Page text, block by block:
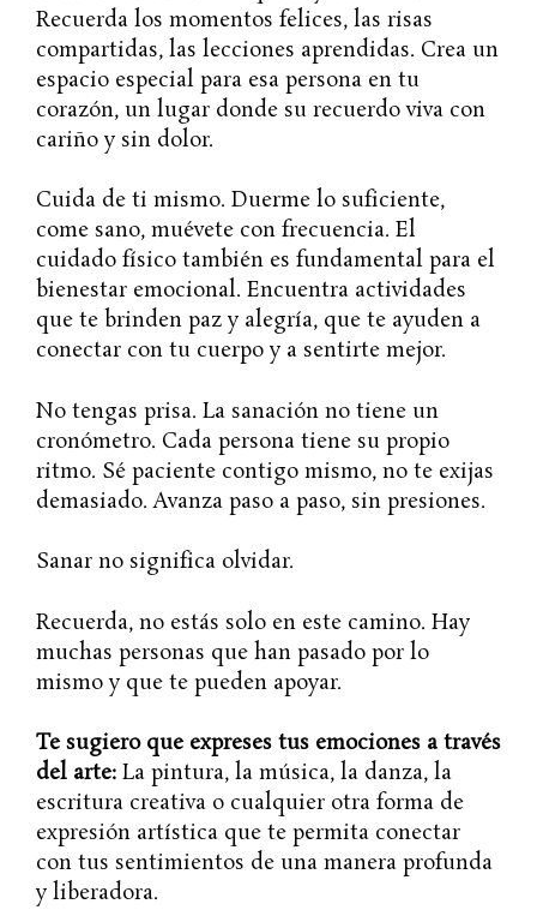
Recuerda los momentos felices, las risas
compartidas, las lecciones aprendidas. Crea un
espacio especial para esa persona en tu
corazón, un lugar donde su recuerdo viva con
cariño y sin dolor.
Cuida de ti mismo. Duerme lo suficiente,
come sano, muévete con frecuencia. El
cuidado físico también es fundamental para el
bienestar emocional. Encuentra actividades
que te brinden paz y alegría, que te ayuden a
conectar con tu cuerpo y a sentirte mejor.
No tengas prisa. La sanación no tiene un
cronómetro. Cada persona tiene su propio
ritmo. Sé paciente contigo mismo, no te exijas
demasiado. Avanza paso a paso, sin presiones.
Sanar no significa olvidar.
Recuerda, no estás solo en este camino. Hay
muchas personas que han pasado por lo
mismo y que te pueden apoyar.
Te sugiero que expreses tus emociones a través
del arte: La pintura, la música, la danza, la
escritura creativa o cualquier otra forma de
expresión artística que te permita conectar
con tus sentimientos de una manera profunda
y liberadora.